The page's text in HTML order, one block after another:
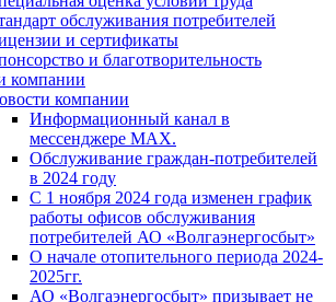
обслуживания потребителей
и сертификаты
и благотворительность
компании
компании
Информационный канал в
мессенджере MAX.
Обслуживание граждан-потребителей
в 2024 году
С 1 ноября 2024 года изменен график
работы офисов обслуживания
потребителей АО «Волгаэнергосбыт»
О начале отопительного периода 2024-
2025гг.
АО «Волгаэнергосбыт» призывает не